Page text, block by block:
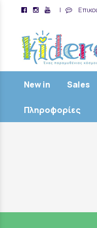
|
New in Sales
Πληροφορίες